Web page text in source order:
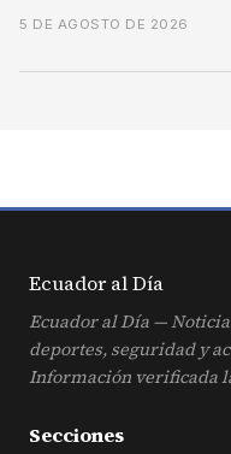
5 DE AGOSTO DE 2026
Ecuador alDía
Ecuador al Día —
deportes, seguridad y
Información verificada
Secciones